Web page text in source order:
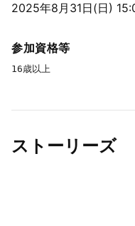
2025年8月31日(日)
参加資格等
16歳以上
ストーリーズ